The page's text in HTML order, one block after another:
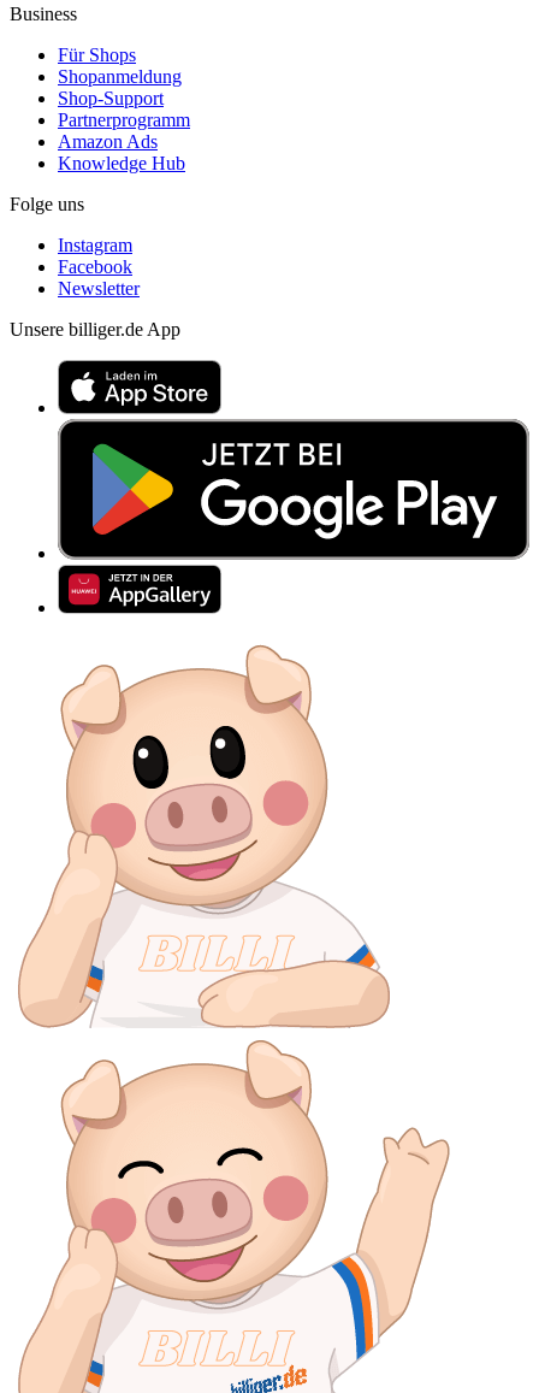
Business
Für Shops
Shopanmeldung
Shop-Support
Partnerprogramm
Amazon Ads
Knowledge Hub
Folge uns
Instagram
Facebook
Newsletter
Unsere billiger.de App